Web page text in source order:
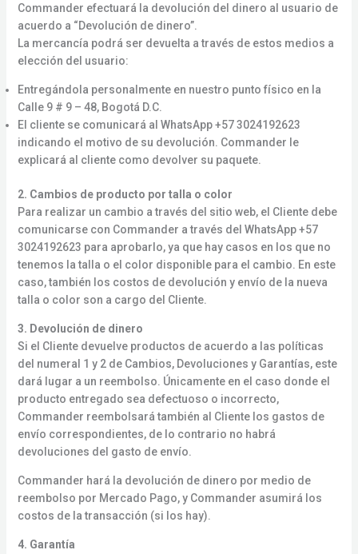
Commander efectuará la devolución del dinero al usuario de
acuerdo a “Devolución de dinero”.
La mercancía podrá ser devuelta a través de estos medios a
elección del usuario:
Entregándola personalmente en nuestro punto físico en la
Calle 9 # 9 – 48, Bogotá D.C.
El cliente se comunicará al WhatsApp +57 3024192623
indicando el motivo de su devolución. Commander le
explicará al cliente como devolver su paquete.
2. Cambios de producto por talla o color
Para realizar un cambio a través del sitio web, el Cliente debe
comunicarse con Commander a través del WhatsApp +57
3024192623 para aprobarlo, ya que hay casos en los que no
tenemos la talla o el color disponible para el cambio. En este
caso, también los costos de devolución y envío de la nueva
talla o color son a cargo del Cliente.
3. Devolución de dinero
Si el Cliente devuelve productos de acuerdo a las políticas
del numeral 1 y 2 de Cambios, Devoluciones y Garantías, este
dará lugar a un reembolso. Únicamente en el caso donde el
producto entregado sea defectuoso o incorrecto,
Commander reembolsará también al Cliente los gastos de
envío correspondientes, de lo contrario no habrá
devoluciones del gasto de envío.
Commander hará la devolución de dinero por medio de
reembolso por Mercado Pago, y Commander asumirá los
costos de la transacción (si los hay).
4. Garantía